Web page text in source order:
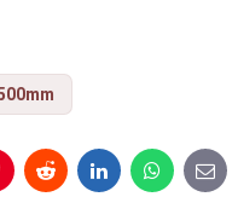
RedditLinkedInWhatsApp
E-
mail